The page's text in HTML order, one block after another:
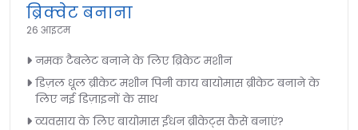
ब्रिक्वेट बनाना
26 आइटम
नमक टैबलेट बनाने के लिए ब्रिकेट मशीन
डिज़ल धूल ब्रीकेट मशीन पिनी काय बायोमास ब्रीकेट बनाने के
लिए नई डिज़ाइनों के साथ
व्यवसाय के लिए बायोमास ईंधन ब्रीकेट्स कैसे बनाएं?